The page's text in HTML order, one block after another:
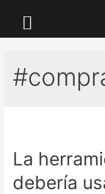
La
debería